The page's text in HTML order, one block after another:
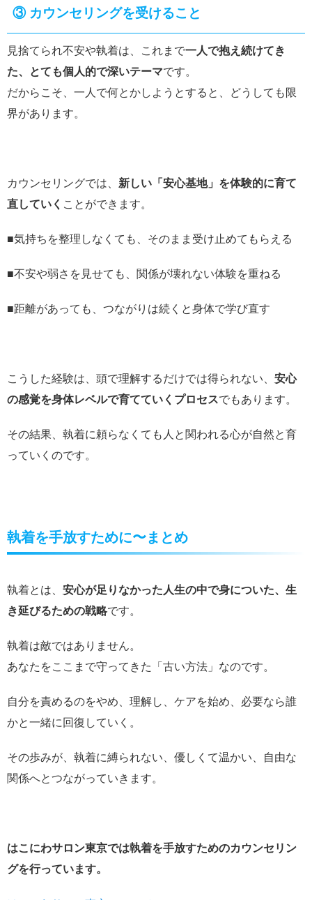
③ カウンセリングを受けること
見捨てられ不安や執着は、これまで一人で抱え続けてき
た、とても個人的で深いテーマです。
だからこそ、一人で何とかしようとすると、どうしても限
界があります。
カウンセリングでは、 新しい「安心基地」を体験的に育て
直していく ことができます。
■気持ちを整理しなくても、そのまま受け止めてもらえる
■不安や弱さを見せても、関係が壊れない体験を重ねる
■距離があっても、つながりは続くと身体で学び直す
こうした経験は、頭で理解するだけでは得られない、 安心
の感覚を身体レベルで育てていくプロセスでもあります。
その結果、執着に頼らなくても人と関われる心が自然と育
っていくのです。
執着を手放すために〜まとめ
執着とは、 安心が足りなかった人生の中で身についた、生
き延びるための戦略です。
執着は敵ではありません。
あなたをここまで守ってきた「古い方法」なのです。
自分を責めるのをやめ、理解し、ケアを始め、必要なら誰
かと一緒に回復していく。
その歩みが、執着に縛られない、優しくて温かい、自由な
関係へとつながっていきます。
はこにわサロン東京では執着を手放すためのカウンセリン
グを行っています。